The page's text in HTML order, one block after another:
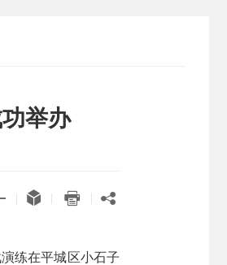
举办
  
练在平城区小石子